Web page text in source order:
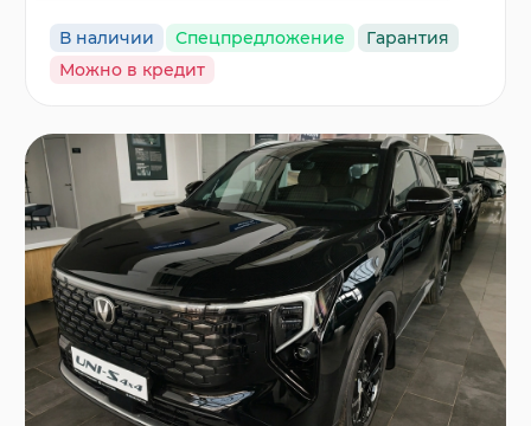
В наличии Спецпредложение
Гарантия
Можно в кредит